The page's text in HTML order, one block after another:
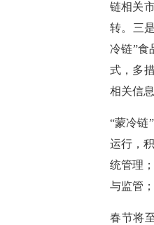
链相关
转。三
冷链”食
式，多
相关信
“蒙冷链
运行，
统管理
与监管
春节将